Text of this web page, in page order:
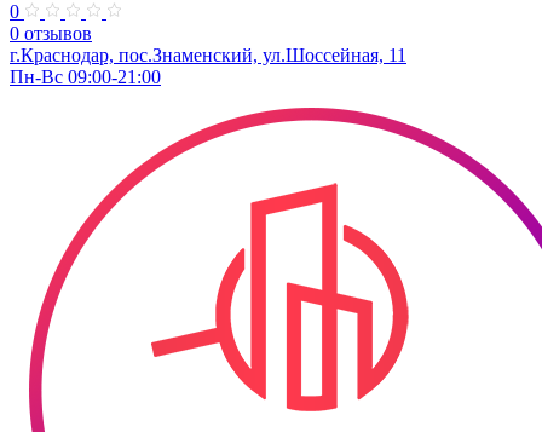
0
0 отзывов
г.Краснодар, пос.Знаменский, ул.Шоссейная, 11
Пн-Вс 09:00-21:00